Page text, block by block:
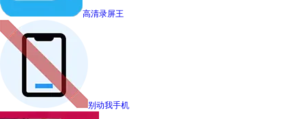
高清录屏王
别动我手机